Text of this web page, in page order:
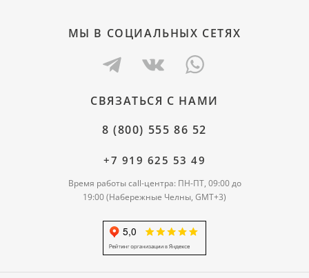
МЫ В СОЦИАЛЬНЫХ СЕТЯХ
СВЯЗАТЬСЯ С НАМИ
8 (800) 555 86 52
+7 919 625 53 49
Время работы call-центра: ПН-ПТ, 09:00 до
19:00 (Набережные Челны, GMT+3)